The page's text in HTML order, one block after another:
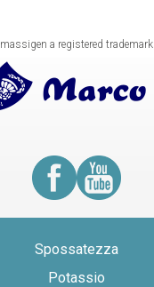
massigen a registered trademark
Spossatezza
Potassio